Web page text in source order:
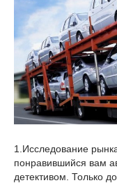
1.Исследование
понравившийся вам
детективом. Только